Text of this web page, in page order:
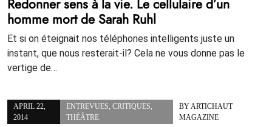
homme mort de Sarah Ruhl
Et si on éteignait nos téléphones intelligents juste un
instant, que nous resterait-il? Cela ne vous donne pas le
vertige de…
APRIL 22,
2014
ENTREVUES CRITIQUES
THÉÂTRE
BY ARTICHAUT
MAGAZINE